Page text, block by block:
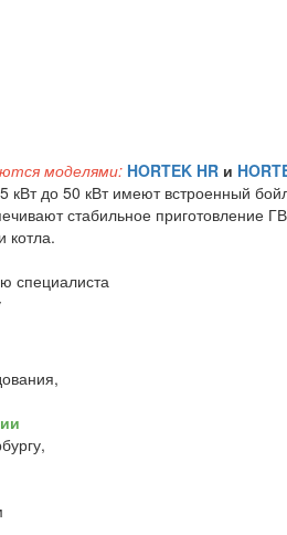
моделями: HORTEK HRи
до 50 кВт имеют встроенный
стабильное приготовление
котла.
специалиста